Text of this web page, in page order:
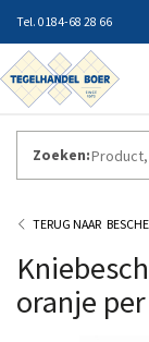
0184-68 28 66
Zoeken:
ZAKELIJK
oranje